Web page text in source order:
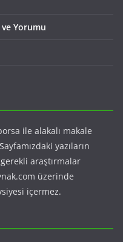
ve Yorumu
ile alakalı makale
yazıların
araştırmalar
üzerinde
içermez.